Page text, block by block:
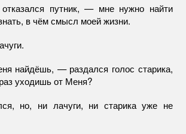
путник, — мне нужно найти
в чём смысл моей жизни.
найдёшь, — раздался голос старика,
уходишь от Меня?
но, ни лачуги, ни старика уже не